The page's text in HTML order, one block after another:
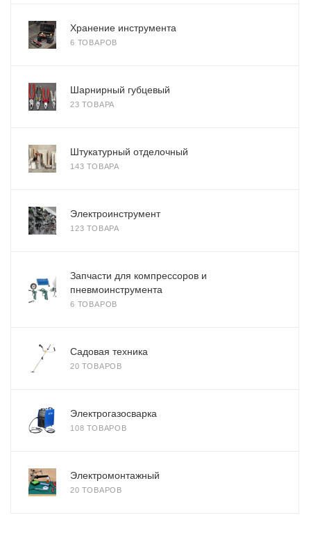
Хранение инструмента
6 ТОВАРОВ
Шарнирный губцевый
23 ТОВАРА
Штукатурный отделочный
143 ТОВАРА
Электроинструмент
123 ТОВАРА
Запчасти для компрессоров и
пневмоинструмента
6 ТОВАРОВ
Садовая техника
20 ТОВАРОВ
Электрогазосварка
108 ТОВАРОВ
Электромонтажный
20 ТОВАРОВ